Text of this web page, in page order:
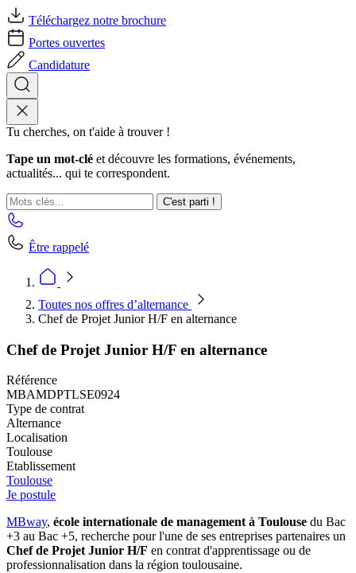
Téléchargez notre brochure
Portes ouvertes
Candidature
Tu cherches, on t'aide à trouver !
Tape un mot-clé et découvre les formations, événements,
actualités... qui te correspondent.
C'est parti !
Être rappelé
Toutes nos offres d’alternance
Chef de Projet Junior H/F en alternance
Chef de Projet Junior H/F en alternance
Référence
MBAMDPTLSE0924
Type de contrat
Alternance
Localisation
Toulouse
Etablissement
Toulouse
Je postule
MBway, école internationale de management à Toulouse du Bac
+3 au Bac +5, recherche pour l'une de ses entreprises partenaires un
Chef de Projet Junior H/F en contrat d'apprentissage ou de
professionnalisation dans la région toulousaine.